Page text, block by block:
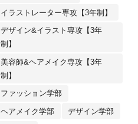
イラストレーター専攻【3年制】
デザイン&イラスト専攻【3年
制】
美容師&ヘアメイク専攻【3年
制】
ファッション学部
ヘアメイク学部 デザイン学部